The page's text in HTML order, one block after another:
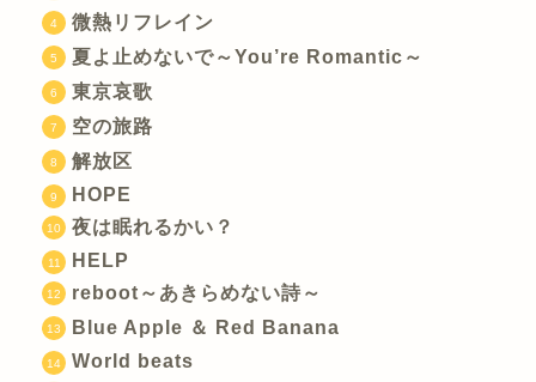
微熱リフレイン
夏よ止めないで～You’re Romantic～
東京哀歌
空の旅路
解放区
HOPE
夜は眠れるかい？
HELP
reboot～あきらめない詩～
Blue Apple ＆ Red Banana
World beats